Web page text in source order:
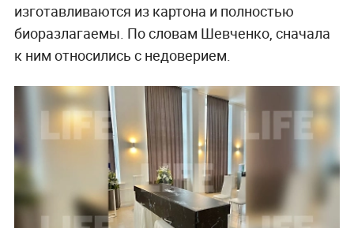
изготавливаются из картона и полностью
биоразлагаемы. По словам Шевченко, сначала
к ним относились с недоверием.